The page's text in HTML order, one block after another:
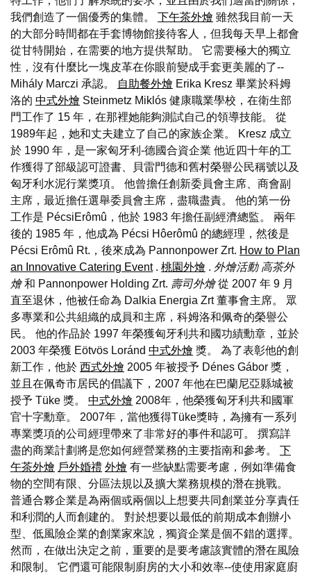
我們創造了一個優秀的集體。 下午茶外燴 雖然我目前一天
的大部分時間都在手套博物館接待客人，但我每天早上都會
從甘特開始，在需要的地方提供幫助。 它需要極大的獨立
性，沒有什麼比一塊皮革在你眼前變成手套更美麗的了--
Mihály Marczi 承認。
自助餐外燴 Erika Kresz 畢業於科姆
洛的 中式外燴 Steinmetz Miklós 健康職業學校，在衛生部
門工作了 15 年，在那裡她能夠測試自己的領導技能。 從
1989年起，她和丈夫建立了自己的家族企業。 Kresz 成立
於 1990 年，是一家匈牙利-德國合資企業 他近四十年的工
作獲得了部級認可證書、貝雷門德和舊村榮譽公民稱號以及
匈牙利水泥行業獎項。 他曾擔任創新委員會主席、商會副
主席，最近擔任選舉委員會主席，盡職盡責。 他的第一份
工作是 PécsiErômû，他於 1983 年擔任副經濟總監。 兩年
後的 1985 年，他成為 Pécsi Hôerômû 的總經理，然後是
Pécsi Erômû Rt.，後來成為 Pannonpower Zrt. How to Plan
an Innovative Catering Event. 桃園外燴 . 外燴活動 高茶外
燴和 Pannonpower Holding Zrt. 壽司外燴從 2007 年 9 月
直至退休，他被任命為 Dalkia Energia Zrt 董事會主席。 眾
多專業和公共組織的成員和主席，科姆洛和佩奇的榮譽公
民。 他的作品於 1997 年榮獲匈牙利共和國功績勳章，並於
2003 年榮獲 Eötvös Loránd 中式外燴 獎。 為了表彰他的創
新工作，他於 西式外燴 2005 年被授予 Dénes Gábor 獎，
並且在佩奇市居民的倡議下，2007 年他在巴蘭尼亞縣城被
授予 Tüke 獎。 中式外燴 2008年，他榮獲匈牙利共和國軍
官十字勳章。 2007年，當他獲得Tüke獎時，為擁有一系列
專業獎項的公司經理帶來了非常好的事件和認可。 撰寫詳
盡的商業計劃將是您如何經營業務的主要指南和參考。 下
午茶外燴 戶外婚禮 外燴 有一些缺點需要考慮，例如準備食
物的空間有限、分區法規以及擴大業務規模的潛在挑戰。
普通合夥企業是為兩個或兩個以上想要共同創業並分享責任
和利潤的人而創建的。 對於想要以最低的前期成本創辦小
型、低風險企業的創業家來說，獨資企業是個不錯的選擇。
然而，在做出決定之前，重要的是要考慮該實體的潛在風險
和限制。 它們還可能限制廚房的大小和效率--使使用家庭廚